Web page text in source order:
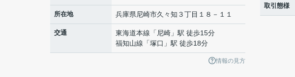
所在地 兵庫県尼崎市久々知 ３丁目１８－１１
交通 東海道本線 「 尼崎 」駅 徒歩15分
福知山線 「塚口 」駅 徒歩18分
情報の見方
取引態様